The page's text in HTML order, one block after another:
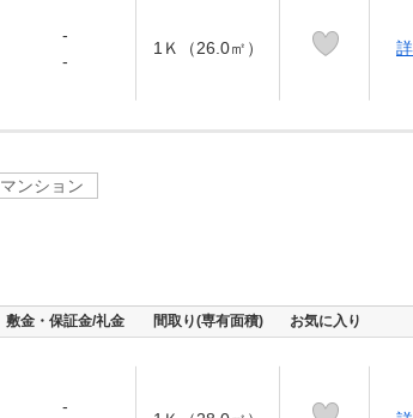
-
-
1Ｋ（26.0㎡）
マンション
敷金・保証金/礼金 間取り(専有面積) お気に入り
-